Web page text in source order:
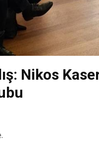
Nikos